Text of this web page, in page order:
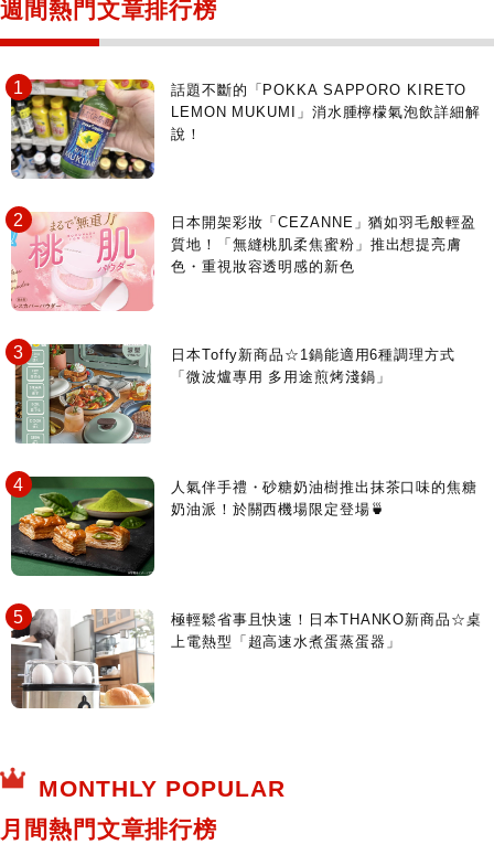
週間熱門文章排行榜
話題不斷的「POKKA SAPPORO KIRETO
LEMON MUKUMI」消水腫檸檬氣泡飲詳細解
說！
日本開架彩妝「CEZANNE」猶如羽毛般輕盈
質地！「無縫桃肌柔焦蜜粉」推出想提亮膚
色・重視妝容透明感的新色
日本Toffy新商品☆1鍋能適用6種調理方式
「微波爐專用 多用途煎烤淺鍋」
人氣伴手禮・砂糖奶油樹推出抹茶口味的焦糖
奶油派！於關西機場限定登場🍵
極輕鬆省事且快速！日本THANKO新商品☆桌
上電熱型「超高速水煮蛋蒸蛋器」
MONTHLY POPULAR
月間熱門文章排行榜